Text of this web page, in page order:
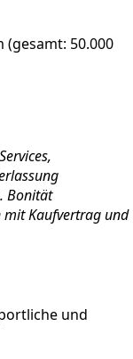
(gesamt: 50.000
Bonität
Kaufvertrag und
und